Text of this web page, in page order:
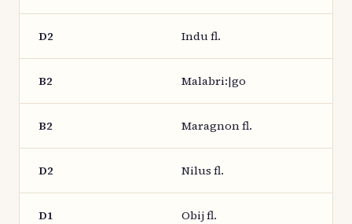
D2 Indu fl.
B2 Malabri:|go
B2 Maragnon fl.
D2 Nilus fl.
D1 Obij fl.